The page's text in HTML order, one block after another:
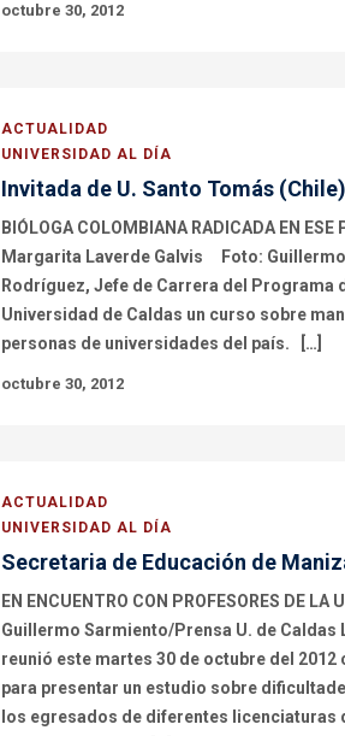
octubre 30, 2012
ACTUALIDAD
UNIVERSIDAD AL DÍA
Invitada de U. Santo Tomás
BIÓLOGA COLOMBIANA RADICADA EN
Margarita Laverde Galvis Foto:
Rodríguez, Jefe de Carrera del Programa
Universidad de Caldas un curso sobre
personas de universidades del país. […]
octubre 30, 2012
ACTUALIDAD
UNIVERSIDAD AL DÍA
Secretaria de Educación de
EN ENCUENTRO CON PROFESORES
Guillermo Sarmiento/Prensa U. de Caldas
reunió este martes 30 de octubre del
para presentar un estudio sobre
los egresados de diferentes